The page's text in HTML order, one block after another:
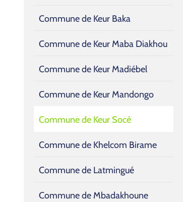
Commune de Keur Baka
Commune de Keur Maba Diakhou
Commune de Keur Madiébel
Commune de Keur Mandongo
Commune de Keur Socé
Commune de Khelcom Birame
Commune de Latmingué
Commune de Mbadakhoune